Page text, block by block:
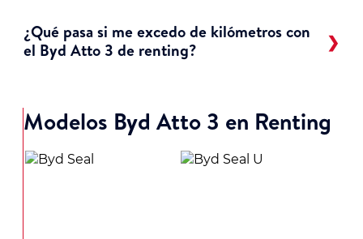
¿Qué pasa si me excedo de kilómetros con
el Byd Atto 3 de renting?
Modelos Byd Atto 3 en Renting